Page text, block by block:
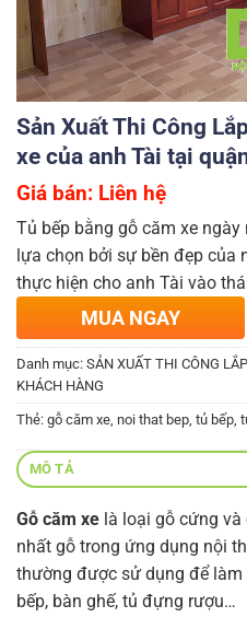
Sản Xuất Thi Công
xe của anh Tài tại
Giá bán: Liên hệ
Tủ bếp bằng gỗ căm xe
lựa chọn bởi sự bền đẹp của
thực hiện cho anh Tài vào
MUA NGAY
Danh mục: SẢN XUẤT THI CÔNG
KHÁCH HÀNG
Thẻ: gỗ căm xe noi that bep tủ bếp
MÔ TẢ
Gỗ căm xe là loại gỗ cứng
nhất gỗ trong ứng dụng nội
thường được sử dụng để
bếp, bàn ghế, tủ đựng rượu…